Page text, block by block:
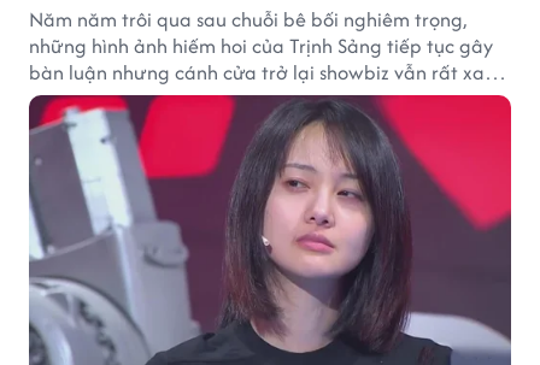
Năm năm trôi qua sau chuỗi bê bối nghiêm trọng,
những hình ảnh hiếm hoi của Trịnh Sảng tiếp tục gây
bàn luận nhưng cánh cửa trở lại showbiz vẫn rất xa
vời.